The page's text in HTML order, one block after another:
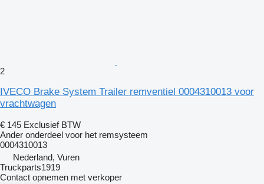
2
IVECO Brake System Trailer remventiel 0004310013 voor
vrachtwagen
€ 145 Exclusief BTW
Ander onderdeel voor het remsysteem
0004310013
Nederland, Vuren
Truckparts1919
Contact opnemen met verkoper